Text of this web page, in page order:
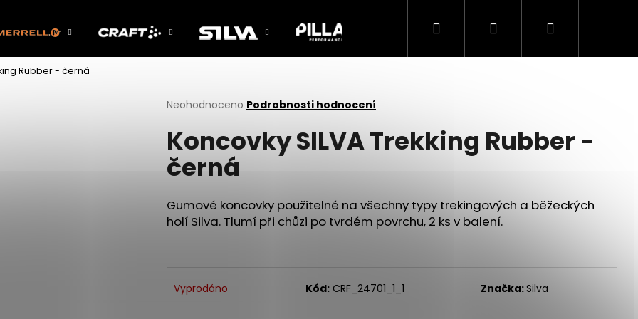
Hledat PřihlášeníNákupní
Rubber - černá
Průměrné
produktu
je
0,0
z
hvězdiček.
Neohodnoceno Podrobnosti hodnocení
Koncovky SILVA Trekking Rubber -
černá
Gumové koncovky použitelné na všechny typy trekingových a běžeckých
holí Silva. Tlumí při chůzi po tvrdém povrchu, 2 ks v balení.
Vyprodáno Kód: CRF_24701_1_1 Značka:Silva
Co potřebujete najít?
HLEDAT
Následující